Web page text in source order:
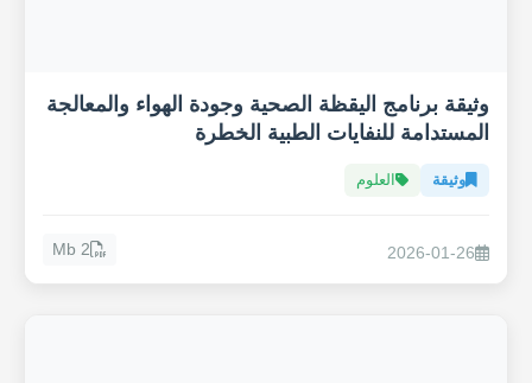
وثيقة برنامج اليقظة الصحية وجودة الهواء والمعالجة
المستدامة للنفايات الطبية الخطرة
وثيقة العلوم
2026-01-26
2 Mb